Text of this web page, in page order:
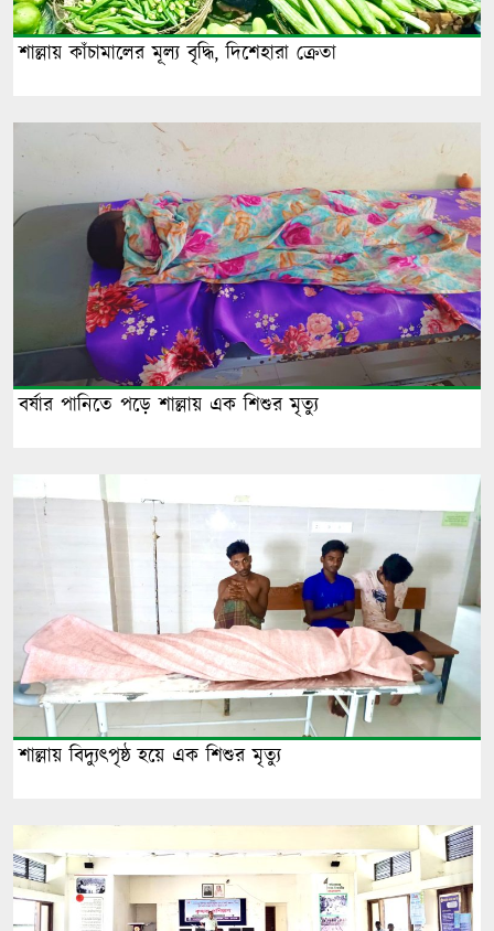
শাল্লায় কাঁচামালের মূল্য বৃদ্ধি, দিশেহারা ক্রেতা
বর্ষার পানিতে পড়ে শাল্লায় এক শিশুর মৃত্যু
শাল্লায় বিদ্যুৎপৃষ্ঠ হয়ে এক শিশুর মৃত্যু